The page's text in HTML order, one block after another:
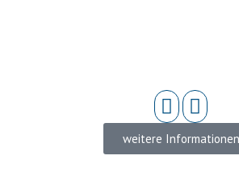
weitere Informationen